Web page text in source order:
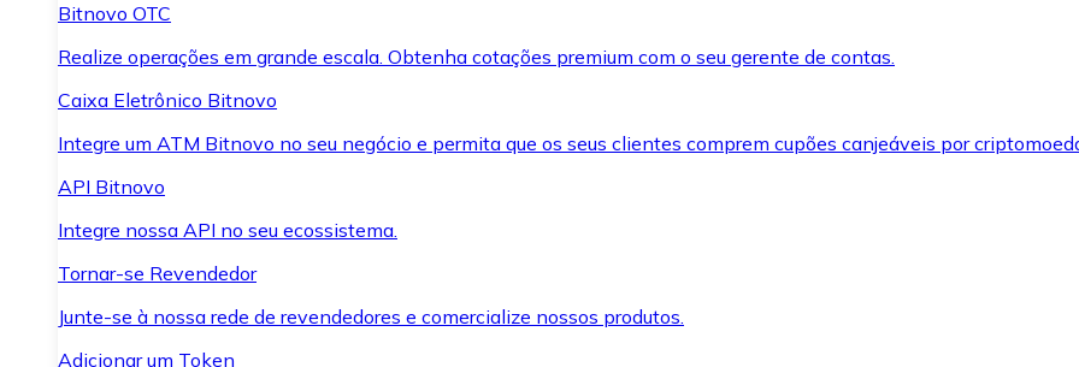
Bitnovo OTC
Realize operações em grande escala. Obtenha cotações premium com o seu gerente de contas.
Caixa Eletrônico Bitnovo
Integre um ATM Bitnovo no seu negócio e permita que os seus clientes comprem cupões canjeáveis por
API Bitnovo
Integre nossa API no seu ecossistema.
Tornar-se Revendedor
Junte-se à nossa rede de revendedores e comercialize nossos produtos.
Adicionar um Token